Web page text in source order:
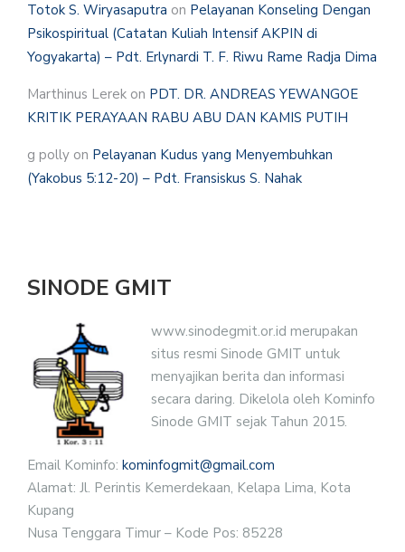
Totok S. Wiryasaputra on Pelayanan Konseling Dengan
Psikospiritual (Catatan Kuliah Intensif AKPIN di
Yogyakarta) – Pdt. Erlynardi T. F. Riwu Rame Radja Dima
Marthinus Lerek on PDT. DR. ANDREAS YEWANGOE
KRITIK PERAYAAN RABU ABU DAN KAMIS PUTIH
g polly on Pelayanan Kudus yang Menyembuhkan
(Yakobus 5:12-20) – Pdt. Fransiskus S. Nahak
SINODE GMIT
www.sinodegmit.or.id merupakan
situs resmi Sinode GMIT untuk
menyajikan berita dan informasi
secara daring. Dikelola oleh Kominfo
Sinode GMIT sejak Tahun 2015.
Email Kominfo: kominfogmit@gmail.com
Alamat: Jl. Perintis Kemerdekaan, Kelapa Lima, Kota
Kupang
Nusa Tenggara Timur – Kode Pos: 85228